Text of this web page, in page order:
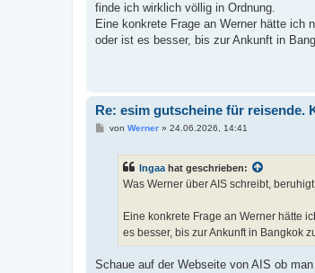
finde ich wirklich völlig in Ordnung.
Eine konkrete Frage an Werner hätte ich
oder ist es besser, bis zur Ankunft in
Re: esim gutscheine für reisende.
Bvon Werner» 24.06.2026, 14:41
Ingaa hat geschrieben:
Was Werner über AIS schreibt,
Eine konkrete Frage an Werner hätte
es besser, bis zur Ankunft in Bangkok
Schaue auf der Webseite von AIS ob